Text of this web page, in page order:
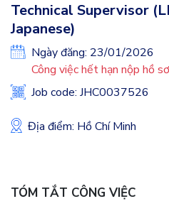
Technical Supervisor
Japanese)
Ngày đăng: 23/01/2026
Công việc hết hạn nộp hồ sơ
Job code: JHC0037526
Địa điểm: Hồ Chí Minh
TÓM TẮT CÔNG VIỆC